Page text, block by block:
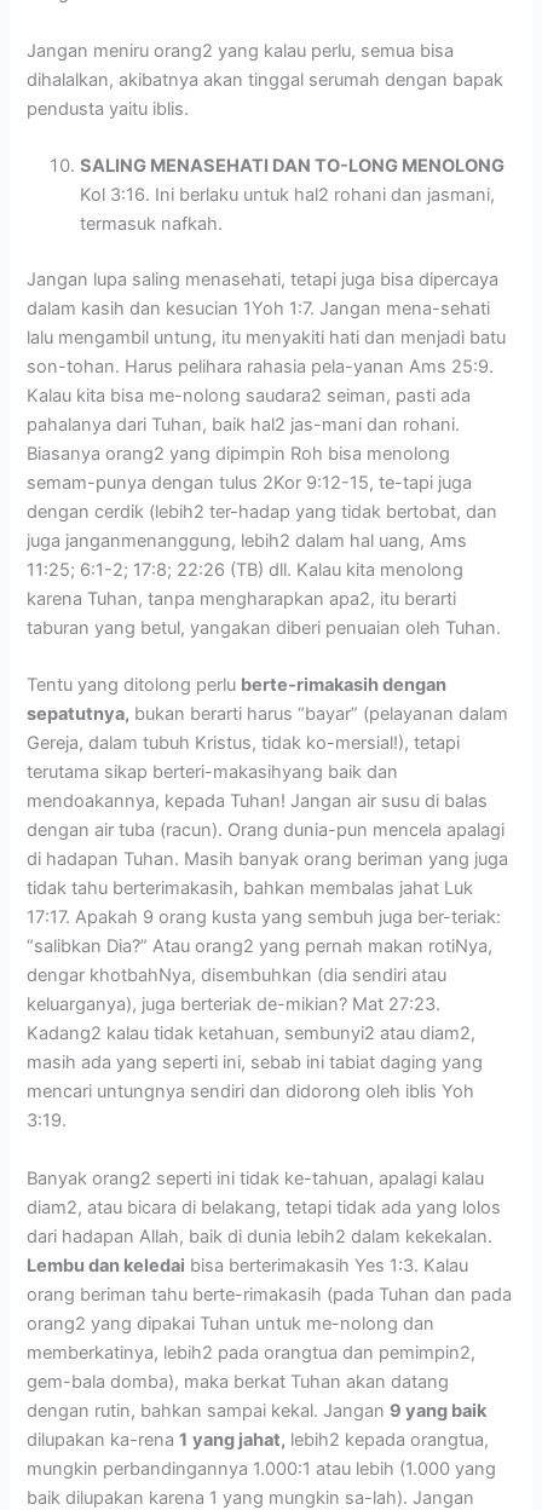
Jangan meniru orang2 yang kalau perlu, semua bisa
dihalalkan, akibatnya akan tinggal serumah dengan bapak
pendusta yaitu iblis.
SALING MENASEHATI DAN TO-LONG MENOLONG
Kol 3:16. Ini berlaku untuk hal2 rohani dan jasmani,
termasuk nafkah.
Jangan lupa saling menasehati, tetapi juga bisa dipercaya
dalam kasih dan kesucian 1Yoh 1:7. Jangan mena-sehati
lalu mengambil untung, itu menyakiti hati dan menjadi batu
son-tohan. Harus pelihara rahasia pela-yanan Ams 25:9.
Kalau kita bisa me-nolong saudara2 seiman, pasti ada
pahalanya dari Tuhan, baik hal2 jas-mani dan rohani.
Biasanya orang2 yang dipimpin Roh bisa menolong
semam-punya dengan tulus 2Kor 9:12-15, te-tapi juga
dengan cerdik (lebih2 ter-hadap yang tidak bertobat, dan
juga janganmenanggung, lebih2 dalam hal uang, Ams
11:25; 6:1-2; 17:8; 22:26 (TB) dll. Kalau kita menolong
karena Tuhan, tanpa mengharapkan apa2, itu berarti
taburan yang betul, yangakan diberi penuaian oleh Tuhan.
Tentu yang ditolong perlu berte-rimakasih dengan
sepatutnya, bukan berarti harus “bayar” (pelayanan dalam
Gereja, dalam tubuh Kristus, tidak ko-mersial!), tetapi
terutama sikap berteri-makasihyang baik dan
mendoakannya, kepada Tuhan! Jangan air susu di balas
dengan air tuba (racun). Orang dunia-pun mencela apalagi
di hadapan Tuhan. Masih banyak orang beriman yang juga
tidak tahu berterimakasih, bahkan membalas jahat Luk
17:17. Apakah 9 orang kusta yang sembuh juga ber-teriak:
“salibkan Dia?” Atau orang2 yang pernah makan rotiNya,
dengar khotbahNya, disembuhkan (dia sendiri atau
keluarganya), juga berteriak de-mikian? Mat 27:23.
Kadang2 kalau tidak ketahuan, sembunyi2 atau diam2,
masih ada yang seperti ini, sebab ini tabiat daging yang
mencari untungnya sendiri dan didorong oleh iblis Yoh
3:19.
Banyak orang2 seperti ini tidak ke-tahuan, apalagi kalau
diam2, atau bicara di belakang, tetapi tidak ada yang lolos
dari hadapan Allah, baik di dunia lebih2 dalam kekekalan.
Lembu dan keledai bisa berterimakasih Yes 1:3. Kalau
orang beriman tahu berte-rimakasih (pada Tuhan dan pada
orang2 yang dipakai Tuhan untuk me-nolong dan
memberkatinya, lebih2 pada orangtua dan pemimpin2,
gem-bala domba), maka berkat Tuhan akan datang
dengan rutin, bahkan sampai kekal. Jangan 9 yang baik
dilupakan ka-rena1 yang jahat, lebih2 kepada orangtua,
mungkin perbandingannya 1.000:1 atau lebih (1.000 yang
baik dilupakan karena 1 yang mungkin sa-lah). Jangan